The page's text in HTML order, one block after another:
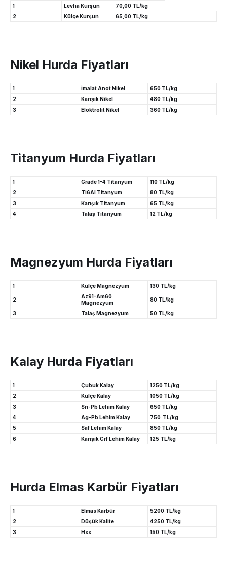
1 Levha Kurşun
70,00 TL/kg
2
Külçe Kurşun 65,00 TL/kg
Nikel Hurda Fiyatları
1 İmalat Anot Nikel
650 TL/kg
2
Karışık Nikel
480 TL/kg
3
Eloktrolit Nikel 360 TL/kg
Titanyum Hurda Fiyatları
1 Grade 1-4 Titanyum
110 TL/kg
2
Ti6Al Titanyum
80 TL/kg
3
Karışık Titanyum
65 TL/kg
4
Talaş Titanyum 12 TL/kg
Magnezyum Hurda Fiyatları
1 Külçe Magnezyum 130 TL/kg
2
Az91-Am60
Magnezyum
80 TL/kg
3 Talaş Magnezyum 50 TL/kg
Kalay Hurda Fiyatları
1 Çubuk Kalay
1250 TL/kg
2
Külçe Kalay
1050 TL/kg
3
Sn-Pb Lehim Kalay
650 TL/kg
4
Ag-Pb Lehim Kalay
750 TL/kg
5
Saf Lehim Kalay
850 TL/kg
6
Karışık Crf Lehim Kalay 125 TL/kg
Hurda Elmas Karbür Fiyatları
1 Elmas Karbür
5200 TL/kg
2
Düşük Kalite
4250 TL/kg
3
Hss 150 TL/kg